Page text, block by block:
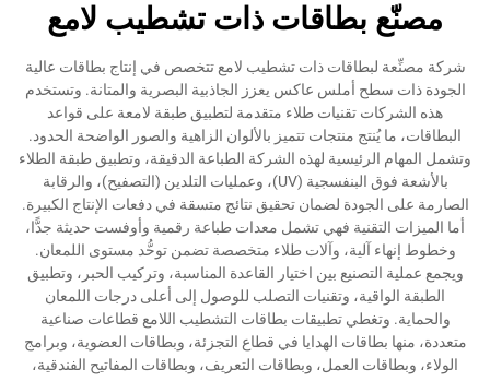
مصنّع بطاقات ذات تشطيب لامع
شركة مصنِّعة لبطاقات ذات تشطيب لامع تتخصص في إنتاج بطاقات عالية
الجودة ذات سطح أملس عاكس يعزز الجاذبية البصرية والمتانة. وتستخدم
هذه الشركات تقنيات طلاء متقدمة لتطبيق طبقة لامعة على قواعد
البطاقات، ما يُنتج منتجات تتميز بالألوان الزاهية والصور الواضحة الحدود.
وتشمل المهام الرئيسية لهذه الشركة الطباعة الدقيقة، وتطبيق طبقة الطلاء
بالأشعة فوق البنفسجية (UV)، وعمليات التلدين (التصفيح)، والرقابة
الصارمة على الجودة لضمان تحقيق نتائج متسقة في دفعات الإنتاج الكبيرة.
أما الميزات التقنية فهي تشمل معدات طباعة رقمية وأوفست حديثة جدًّا،
وخطوط إنهاء آلية، وآلات طلاء متخصصة تضمن توحُّد مستوى اللمعان.
ويجمع عملية التصنيع بين اختيار القاعدة المناسبة، وتركيب الحبر، وتطبيق
الطبقة الواقية، وتقنيات التصلب للوصول إلى أعلى درجات اللمعان
والحماية. وتغطي تطبيقات بطاقات التشطيب اللامع قطاعات صناعية
متعددة، منها بطاقات الهدايا في قطاع التجزئة، وبطاقات العضوية، وبرامج
الولاء، وبطاقات العمل، وبطاقات التعريف، وبطاقات المفاتيح الفندقية،